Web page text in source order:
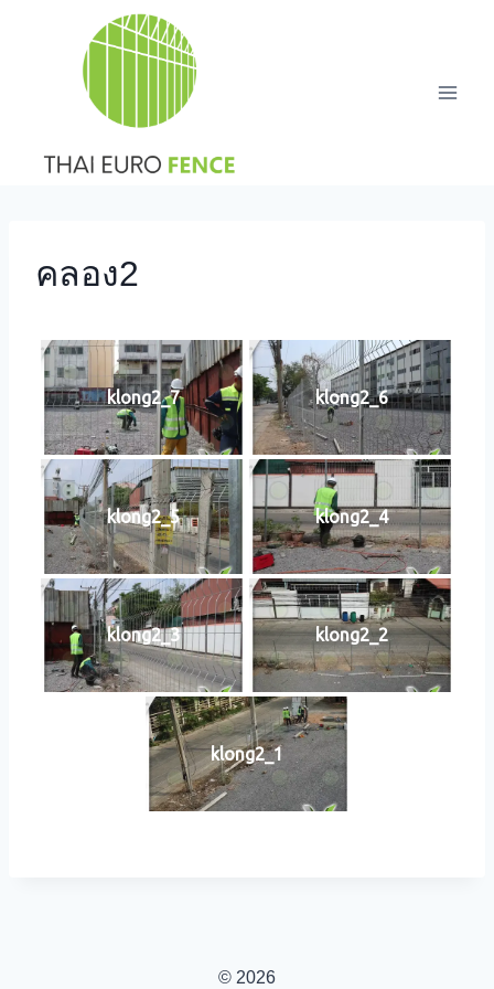
คลอง2
klong2_7 klong2_6
klong2_5 klong2_4
klong2_3 klong2_2
klong2_1
© 2026